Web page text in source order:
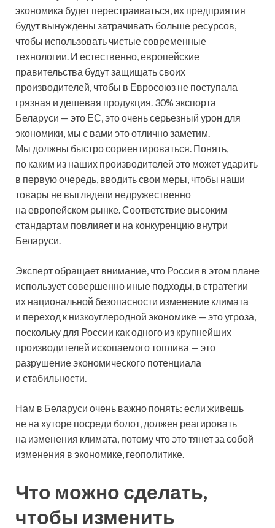
экономика будет перестраиваться, их предприятия
будут вынуждены затрачивать больше ресурсов,
чтобы использовать чистые современные
технологии. И естественно, европейские
правительства будут защищать своих
производителей, чтобы в Евросоюз не поступала
грязная и дешевая продукция. 30% экспорта
Беларуси — это ЕС, это очень серьезный урон для
экономики, мы с вами это отлично заметим.
Мы должны быстро сориентироваться. Понять,
по каким из наших производителей это может ударить
в первую очередь, вводить свои меры, чтобы наши
товары не выглядели недружественно
на европейском рынке. Соответствие высоким
стандартам повлияет и на конкуренцию внутри
Беларуси.
Эксперт обращает внимание, что Россия в этом плане
использует совершенно иные подходы, в стратегии
их национальной безопасности изменение климата
и переход к низкоуглеродной экономике — это угроза,
поскольку для России как одного из крупнейших
производителей ископаемого топлива — это
разрушение экономического потенциала
и стабильности.
Нам в Беларуси очень важно понять: если живешь
не на хуторе посреди болот, должен реагировать
на изменения климата, потому что это тянет за собой
изменения в экономике, геополитике.
Что можно сделать,
чтобы изменить